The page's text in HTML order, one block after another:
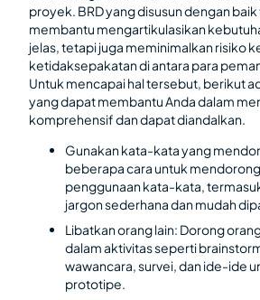
proyek. BRD yang disusun dengan
membantu mengartikulasikan
jelas, tetapi juga meminimalkan risiko
ketidaksepakatan di antara para
Untuk mencapai hal tersebut, berikut
yang dapat membantu Anda dalam
komprehensif dan dapat diandalkan.
Gunakan kata-kata yang
beberapa cara untuk
penggunaan kata-kata,
jargon sederhana dan mudah
Libatkan orang lain: Dorong
dalam aktivitas seperti
wawancara, survei, dan ide-ide
prototipe.